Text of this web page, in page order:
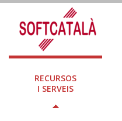
RECURSOS
I SERVEIS